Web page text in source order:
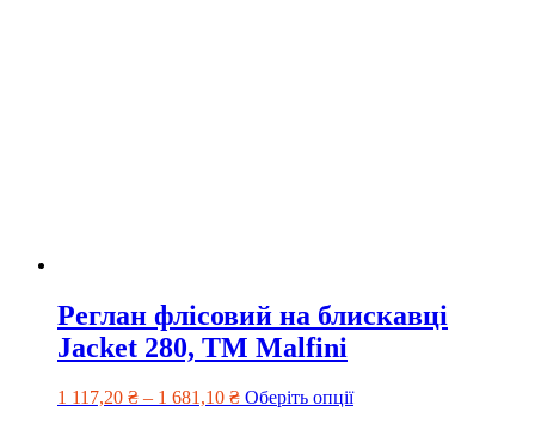
Реглан флісовий на блискавці
Jacket 280, TM Malfini
1 117,20 ₴ – 1 681,10 ₴ Оберіть опції